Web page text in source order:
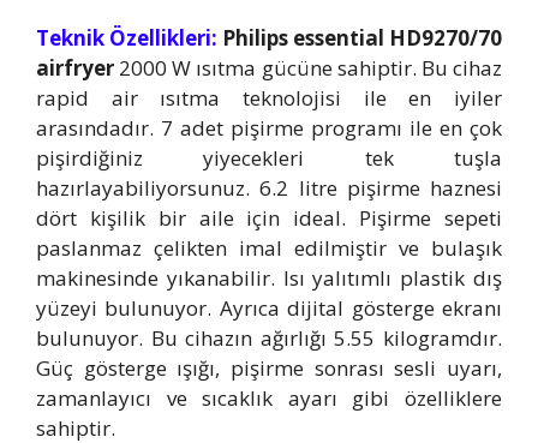
Teknik Özellikleri: Philips essential HD9270/70
airfryer 2000 W ısıtma gücüne sahiptir. Bu cihaz
rapid air ısıtma teknolojisi ile en iyiler
arasındadır. 7 adet pişirme programı ile en çok
pişirdiğiniz yiyecekleri tek tuşla
hazırlayabiliyorsunuz. 6.2 litre pişirme haznesi
dört kişilik bir aile için ideal. Pişirme sepeti
paslanmaz çelikten imal edilmiştir ve bulaşık
makinesinde yıkanabilir. Isı yalıtımlı plastik dış
yüzeyi bulunuyor. Ayrıca dijital gösterge ekranı
bulunuyor. Bu cihazın ağırlığı 5.55 kilogramdır.
Güç gösterge ışığı, pişirme sonrası sesli uyarı,
zamanlayıcı ve sıcaklık ayarı gibi özelliklere
sahiptir.